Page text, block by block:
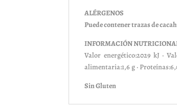
ALÉRGENOS
Puede contener trazas de
INFORMACIÓN
Valor energético:2029 kJ ·
alimentaria:1,6 g ·
Sin Gluten